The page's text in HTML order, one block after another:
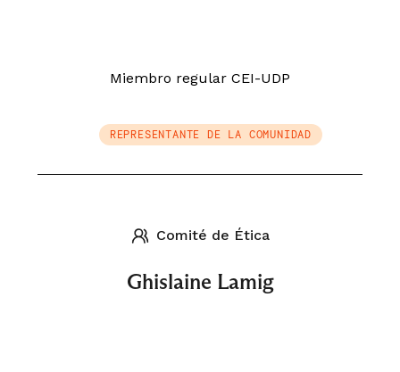
Miembro regular CEI-UDP
REPRESENTANTE DE LA COMUNIDAD
Comité de Ética
Ghislaine Lamig